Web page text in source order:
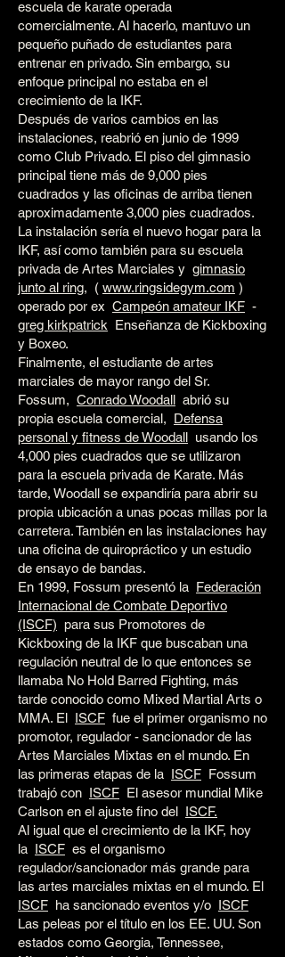
escuela de karate operada
comercialmente. Al hacerlo, mantuvo un
pequeño puñado de estudiantes para
entrenar en privado. Sin embargo, su
enfoque principal no estaba en el
crecimiento de la IKF.
Después de varios cambios en las
instalaciones, reabrió en junio de 1999
como Club Privado. El piso del gimnasio
principal tiene más de 9,000 pies
cuadrados y las oficinas de arriba tienen
aproximadamente 3,000 pies cuadrados.
La instalación sería el nuevo hogar para la
IKF, así como también para su escuela
privada de Artes Marciales y gimnasio
junto al ring, ( www.ringsidegym.com )
operado por ex Campeón amateur IKF -
greg kirkpatrick Enseñanza de Kickboxing
y Boxeo.
Finalmente, el estudiante de artes
marciales de mayor rango del Sr.
Fossum, Conrado Woodall abrió su
propia escuela comercial, Defensa
personal y fitness de Woodall usando los
4,000 pies cuadrados que se utilizaron
para la escuela privada de Karate. Más
tarde, Woodall se expandiría para abrir su
propia ubicación a unas pocas millas por la
carretera. También en las instalaciones hay
una oficina de quiropráctico y un estudio
de ensayo de bandas.
En 1999, Fossum presentó la Federación
Internacional de Combate Deportivo
(ISCF) para sus Promotores de
Kickboxing de la IKF que buscaban una
regulación neutral de lo que entonces se
llamaba No Hold Barred Fighting, más
tarde conocido como Mixed Martial Arts o
MMA. El ISCF fue el primer organismo no
promotor, regulador - sancionador de las
Artes Marciales Mixtas en el mundo. En
las primeras etapas de la ISCF Fossum
trabajó con ISCF El asesor mundial Mike
Carlson en el ajuste fino del ISCF.
Al igual que el crecimiento de la IKF, hoy
la ISCF es el organismo
regulador/sancionador más grande para
las artes marciales mixtas en el mundo. El
ISCF ha sancionado eventos y/o ISCF
Las peleas por el título en los EE. UU. Son
estados como Georgia, Tennessee,